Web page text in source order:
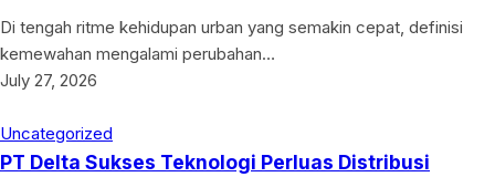
Di tengah ritme kehidupan urban yang semakin cepat, definisi
kemewahan mengalami perubahan…
July 27, 2026
Uncategorized
PT Delta Sukses Teknologi Perluas Distribusi